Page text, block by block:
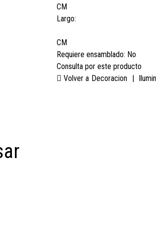
CM
Largo:
CM
Requiere ensamblado: No
Consulta por este producto
Volver a Decoracion |